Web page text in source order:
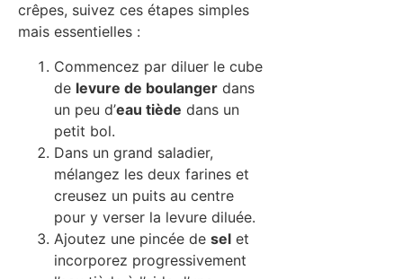
crêpes, suivez ces étapes simples
mais essentielles :
Commencez par diluer le cube
de levure de boulanger dans
un peu d’eau tiède dans un
petit bol.
Dans un grand saladier,
mélangez les deux farines et
creusez un puits au centre
pour y verser la levure diluée.
Ajoutez une pincée de sel et
incorporez progressivement